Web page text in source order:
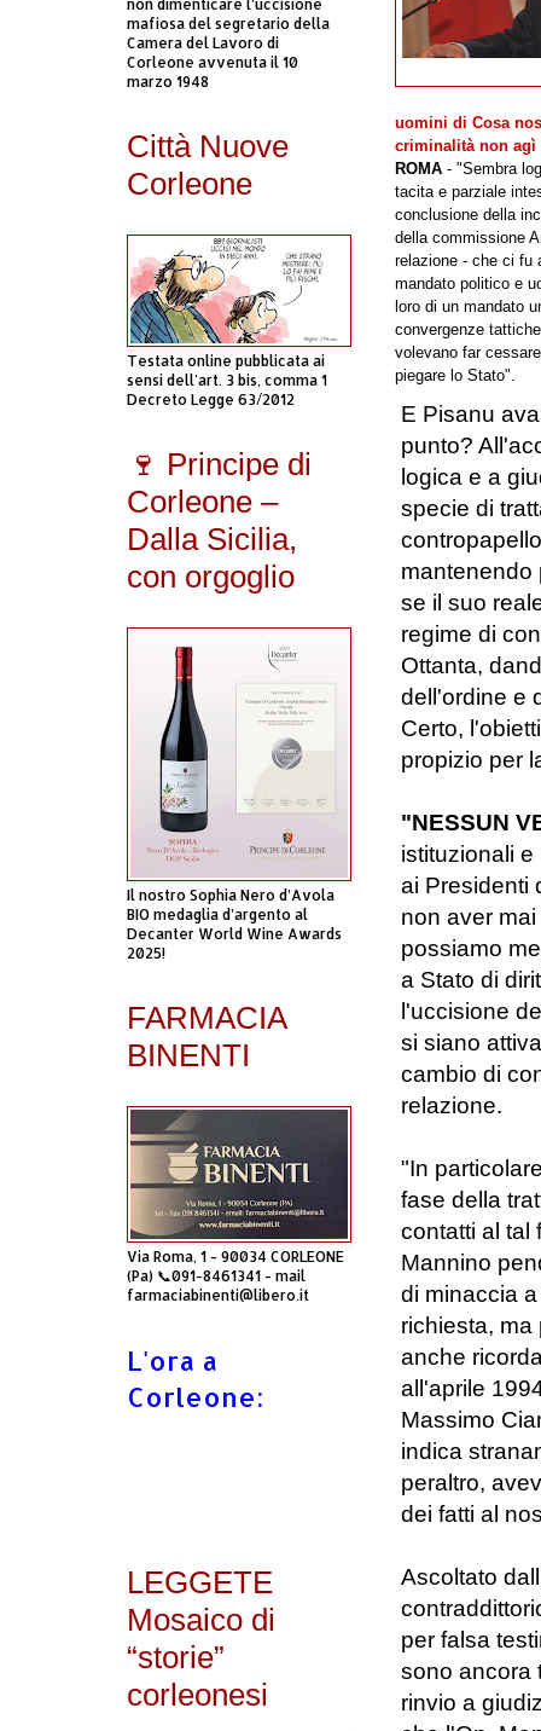
uomini di Cosa
criminalità non agì
ROMA - "Sembra
tacita e parziale
conclusione della
della commissione
relazione - che ci fu
mandato politico e
loro di un mandato
convergenze
volevano far
piegare lo Stato".
E Pisanu
punto?
logica e a
specie di
mantenendo
se il suo
regime di
Ottanta,
dell'ordine e
Certo,
propizio per
"NESSUN
istituzionali
ai Presidenti
non aver
possiamo
a Stato di
l'uccisione
si siano
cambio di
relazione.
"In
fase della
contatti al tal
Mannino
di minaccia
richiesta, ma
anche
all'aprile
Massimo
indica
peraltro,
dei fatti al
Ascoltato
per falsa
sono ancora
rinvio a
non dimenticare l’uccisione
mafiosa del segretario della
Camera del Lavoro di
Corleone avvenuta il 10
marzo 1948
Città Nuove
Corleone
Testata online pubblicata ai
sensi dell'art. 3 bis, comma 1
Decreto Legge 63/2012
🍷 Principe di
Corleone –
Dalla Sicilia,
con orgoglio
Il nostro Sophia Nero d’Avola
BIO medaglia d’argento al
Decanter World Wine Awards
2025!
FARMACIA
BINENTI
Via Roma, 1 - 90034 CORLEONE
(Pa) 📞091-8461341 - mail
farmaciabinenti@libero.it
L'ora a
Corleone:
LEGGETE
Mosaico di
“storie”
corleonesi